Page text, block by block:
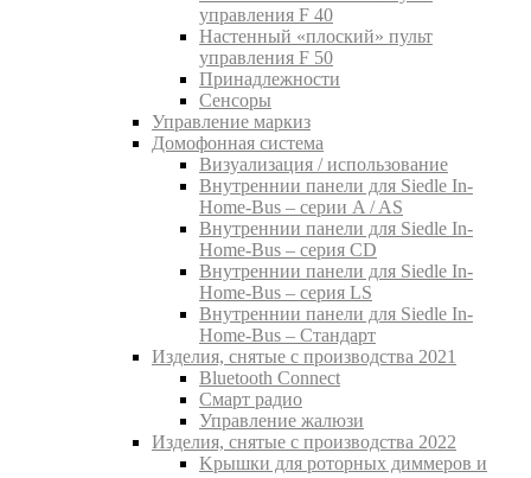
управления F 40
Настенный «плоский» пульт
управления F 50
Принадлежности
Сенсоры
Управление маркиз
Домофонная система
Визуализация / использование
Внутреннии панели для Siedle In-
Home-Bus – серии A / AS
Внутреннии панели для Siedle In-
Home-Bus – серия CD
Внутреннии панели для Siedle In-
Home-Bus – серия LS
Внутреннии панели для Siedle In-
Home-Bus – Стандарт
Изделия, снятые с производства 2021
Bluetooth Connect
Смарт радио
Управление жалюзи
Изделия, снятые с производства 2022
Kрышки для роторных диммеров и